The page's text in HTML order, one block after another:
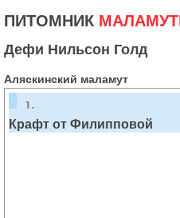
ПИТОМНИК
Дефи Нильсон Голд
Аляскинский маламут
Крафт от Филипповой